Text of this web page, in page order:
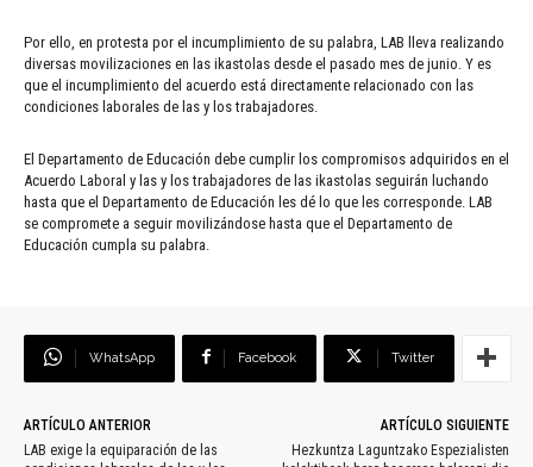
Por ello, en protesta por el incumplimiento de su palabra, LAB lleva realizando
diversas movilizaciones en las ikastolas desde el pasado mes de junio. Y es
que el incumplimiento del acuerdo está directamente relacionado con las
condiciones laborales de las y los trabajadores.
El Departamento de Educación debe cumplir los compromisos adquiridos en el
Acuerdo Laboral y las y los trabajadores de las ikastolas seguirán luchando
hasta que el Departamento de Educación les dé lo que les corresponde. LAB
se compromete a seguir movilizándose hasta que el Departamento de
Educación cumpla su palabra.
WhatsApp Facebook Twitter
ARTÍCULO ANTERIOR
LAB exige la equiparación de las
ARTÍCULO SIGUIENTE
Hezkuntza Laguntzako Espezialisten